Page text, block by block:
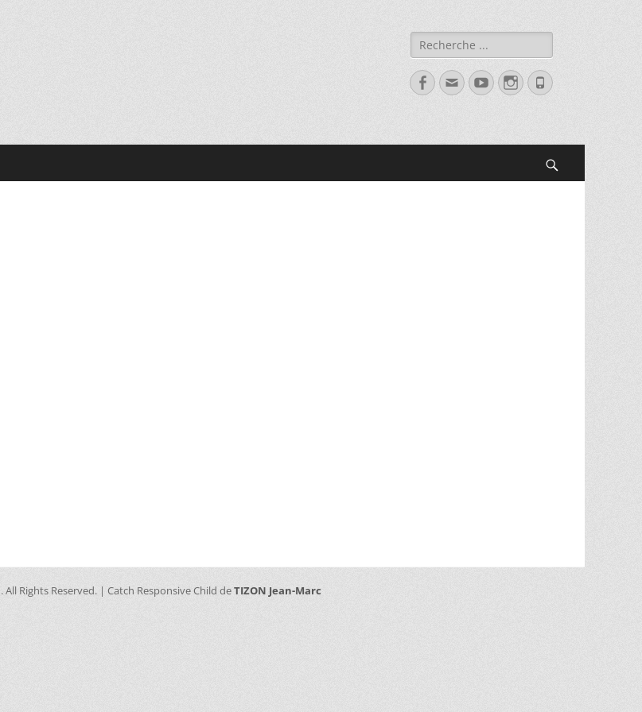
Rechercher :
Facebook
Adresse
de
YouTubeInstagram
Tél
. All Rights Reserved. | Catch Responsive Child deTIZON Jean-Marc